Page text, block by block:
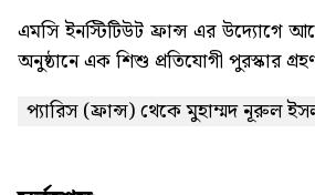
এমসি ইনস্টিটিউট ফ্রান্স এর উদ্যোগে
অনুষ্ঠানে এক শিশু প্রতিযোগী পুরস্কার
প্যারিস (ফ্রান্স) থেকে মুহাম্মদ নূরুল